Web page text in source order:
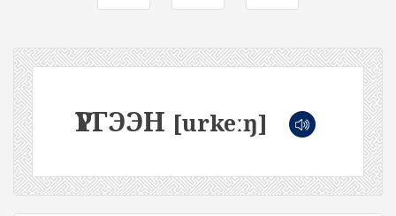
ҮРГЭЭН [urkeːŋ]